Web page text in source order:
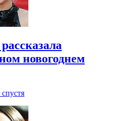
новогоднем
спустя